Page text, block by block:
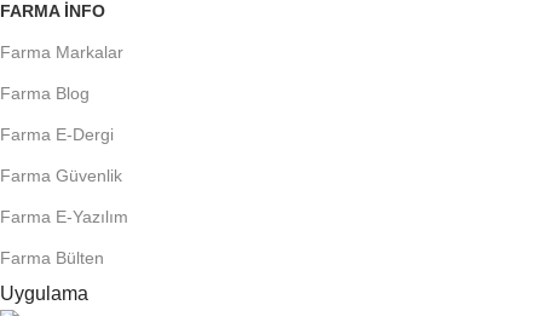
FARMA INFO
Farma Markalar
Farma Blog
Farma E-Dergi
Farma Güvenlik
Farma E-Yazılım
Farma Bülten
Uygulama